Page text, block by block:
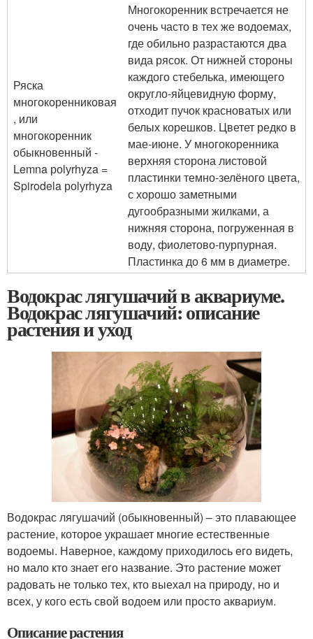
Ряска
многокоренниковая
, или
многокоренник
обыкновенный -
Lemna роlуrhyza =
Spirodela роlуrhyza
Многокоренник встречается не
очень часто в тех же водоемах,
где обильно разрастаются два
вида рясок. От нижней стороны
каждого стебелька, имеющего
округло-яйцевидную форму,
отходит пучок красноватых или
белых корешков. Цветет редко в
мае-июне. У многокоренника
верхняя сторона листовой
пластинки темно-зелёного цвета,
с хорошо заметными
дугообразными жилками, а
нижняя сторона, погруженная в
воду, фиолетово-пурпурная.
Пластинка до 6 мм в диаметре.
Водокрас лягушачий в аквариуме.
Водокрас лягушачий: описание
растения и уход
Водокрас лягушачий (обыкновенный) – это плавающее
растение, которое украшает многие естественные
водоемы. Наверное, каждому приходилось его видеть,
но мало кто знает его название. Это растение может
радовать не только тех, кто выехал на природу, но и
всех, у кого есть свой водоем или просто аквариум.
Описание растения